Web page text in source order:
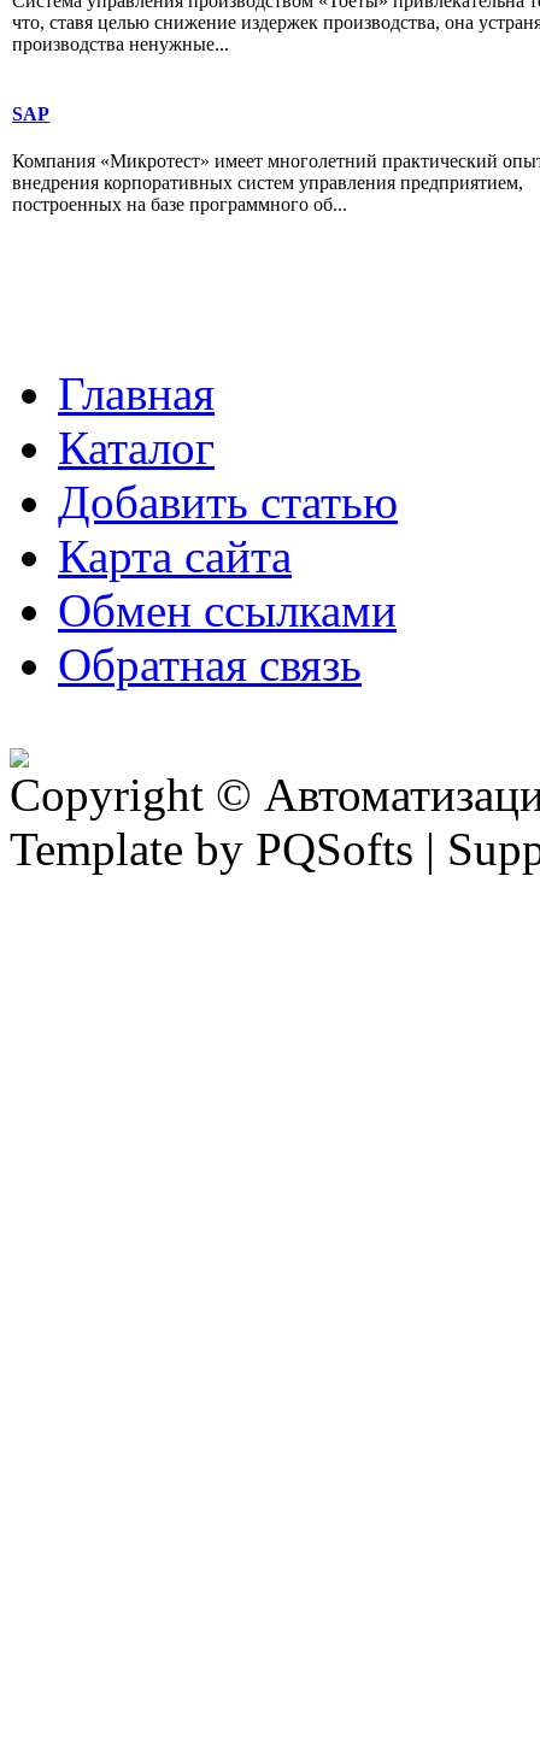
что, ставя целью снижение издержек производства, она
производства ненужные...
SAP
Компания «Микротест» имеет многолетний практический
внедрения корпоративных систем управления предприятием,
построенных на базе программного об...
Главная
Каталог
Добавить статью
Карта сайта
Обмен ссылками
Обратная связь
Copyright ©
Template by PQSofts |